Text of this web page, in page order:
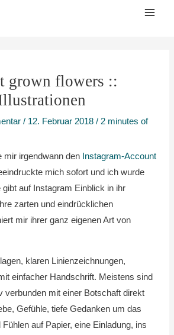
grown flowers ::
/ 12. Februar 2018/ 2 minutes of
mir irgendwann den Instagram-Account
mich sofort und ich wurde
gibt auf Instagram Einblick in ihr
zarten und eindrücklichen
mir ihrer ganz eigenen Art von
klaren Linienzeichnungen,
einfacher Handschrift. Meistens sind
verbunden mit einer Botschaft direkt
Gefühle, tiefe Gedanken um das
auf Papier, eine Einladung, ins